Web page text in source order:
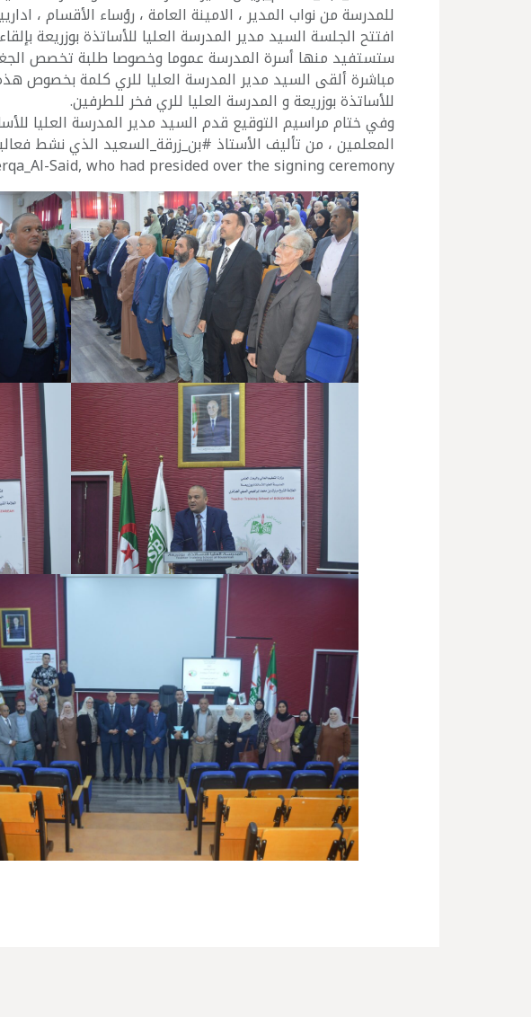
للمدرسة من نواب المدير ، الامينة العامة ، رؤساء الأقسام ،
افتتح الجلسة السيد مدير المدرسة العليا للأساتذة بوزريعة
ستستفيد منها أسرة المدرسة عموما وخصوصا طلبة تخصص
مباشرة ألقى السيد مدير المدرسة العليا للري كلمة بخصوص هذه
للأساتذة بوزريعة و المدرسة العليا للري فخر للطرفين.
وفي ختام مراسيم التوقيع قدم السيد مدير المدرسة العليا
المعلمين ، من تأليف الأستاذ #بن_زرقة_السعيد الذي نشط
Said, who had presided over the signing ceremony.